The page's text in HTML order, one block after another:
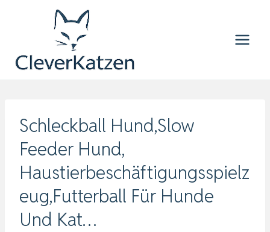
Schleckball Hund,Slow
Feeder Hund,
Haustierbeschäftigungsspielz
eug,Futterball Für Hunde
Und Kat…